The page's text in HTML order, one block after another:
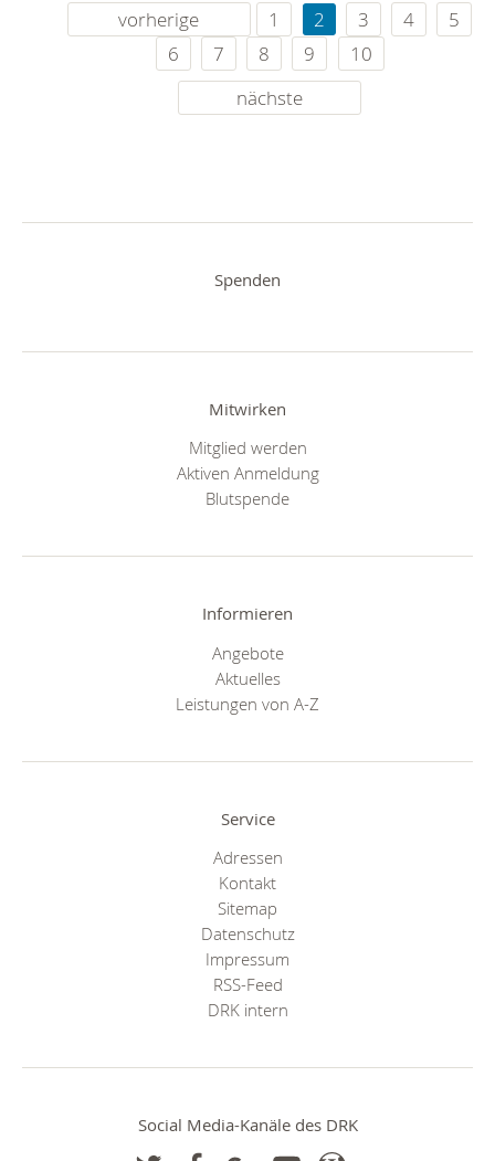
vorherige 1 2 3 4
5
6
7 8 9
10
nächste
Spenden
Mitwirken
Mitglied werden
Aktiven Anmeldung
Blutspende
Informieren
Angebote
Aktuelles
Leistungen von A-Z
Service
Adressen
Kontakt
Sitemap
Datenschutz
Impressum
RSS-Feed
DRK intern
Social Media-Kanäle des DRK